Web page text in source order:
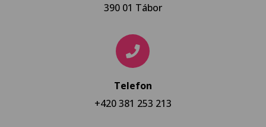
390 01 Tábor
Telefon
+420 381 253 213